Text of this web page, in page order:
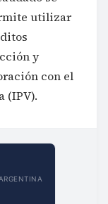
utilizar
y
con el
(IPV).
ARGENTINA